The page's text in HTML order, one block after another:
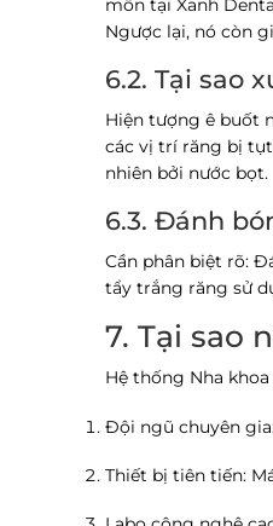
môn tại Xanh
Ngược lại, nó còn
6.2. Tại sao
Hiện tượng ê buốt
các vị trí răng bị
nhiên bởi nước bọt.
6.3. Đánh
Cần phân biệt rõ:
tẩy trắng răng sử
7. Tại sao
Hệ thống Nha
Đội ngũ chuyên
Thiết bị tiên tiến: